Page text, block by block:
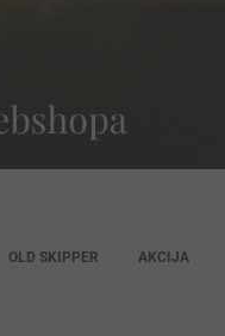
OLD SKIPPER AKCIJA